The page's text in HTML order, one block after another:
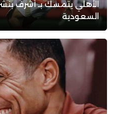
الأهلي يتمسك بـ أشرف
السعودية